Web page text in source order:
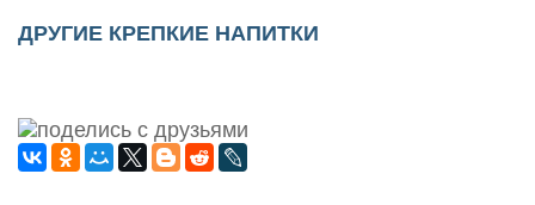
ДРУГИЕ КРЕПКИЕ НАПИТКИ